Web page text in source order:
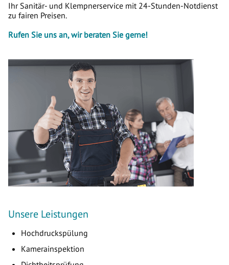
Ihr Sanitär- und Klempnerservice mit 24-Stunden-Notdienst
zu fairen Preisen.
Rufen Sie uns an, wir beraten Sie gerne!
Unsere Leistungen
Hochdruckspülung
Kamerainspektion